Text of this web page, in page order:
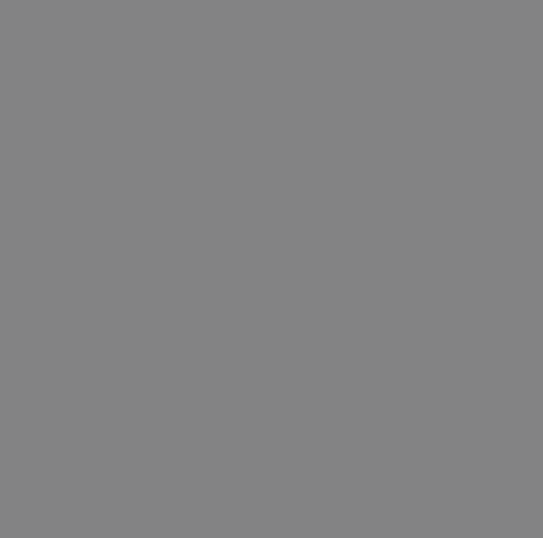
σχετικά με
τους.
ανθρώπων
είναι επωφελές
προκειμένου να
σχετικά με
τους.
από το
με τον τρόπο
χρήστης